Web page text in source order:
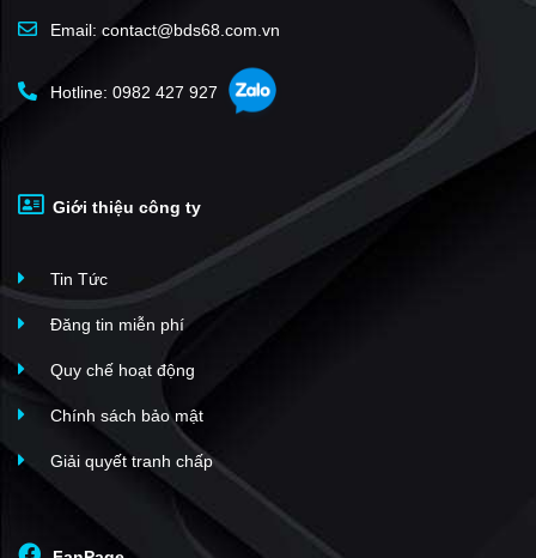
Email: contact@bds68.com.vn
Hotline: 0982 427 927
Giới thiệu công ty
Tin Tức
Đăng tin miễn phí
Quy chế hoạt động
Chính sách bảo mật
Giải quyết tranh chấp